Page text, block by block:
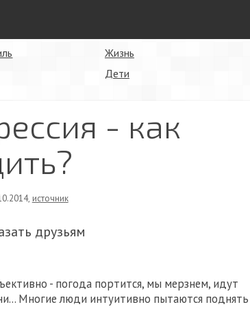
Жизнь
Дети
- как
, источник
друзьям
- погода портится, мы мерзнем, идут
Многие люди интуитивно пытаются поднять